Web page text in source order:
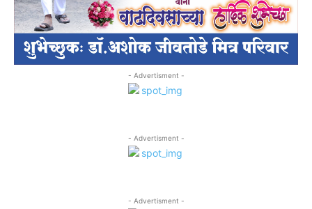
- Advertisment -
- Advertisment -
- Advertisment -